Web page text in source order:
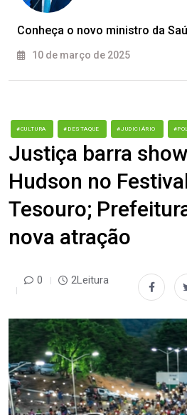
Conheça o novo ministro da
10 de março de 2025
#CULTURA #DESTAQUE #JUDICIÁRIO
Justiça barra
Hudson no
Tesouro;
nova atração
0 2Leitura